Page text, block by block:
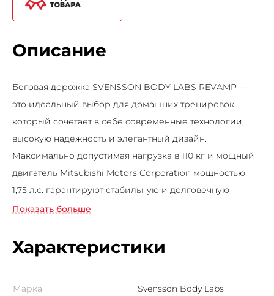
Описание
Беговая дорожка SVENSSON BODY LABS REVAMP —
это идеальный выбор для домашних тренировок,
который сочетает в себе современные технологии,
высокую надежность и элегантный дизайн.
Максимально допустимая нагрузка в 110 кг и мощный
двигатель Mitsubishi Motors Corporation мощностью
1,75 л.с. гарантируют стабильную и долговечную
работу тренажера. Скорость до 12 км/ч и регулировка
обеспечивают высокую эффективность занятий.
Тренажер оснащен LED-консолью с русским и
ключевые параметры тренировки: время, скорость,
Показать больше
Характеристики
Марка
Svensson Body Labs